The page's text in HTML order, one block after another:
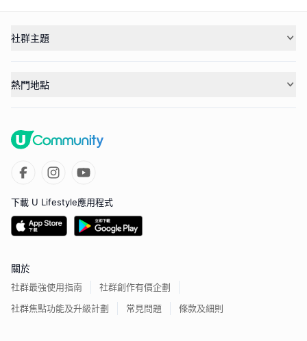
社群主題
熱門地點
下載 U Lifestyle應用程式
關於
社群最強使用指南
社群創作有價企劃
社群焦點功能及升級計劃
常見問題 條款及細則